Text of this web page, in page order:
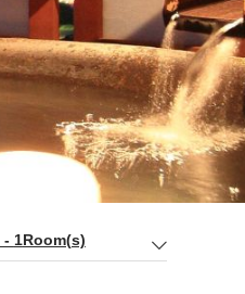
- 1Room(s)